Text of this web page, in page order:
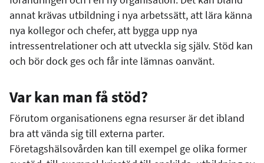
annat krävas utbildning i nya arbetssätt, att lära känna
nya kollegor och chefer, att bygga upp nya
intressentrelationer och att utveckla sig själv. Stöd kan
och bör dock ges och får inte lämnas oanvänt.
Var kan man få stöd?
Förutom organisationens egna resurser är det ibland
bra att vända sig till externa parter.
Företagshälsovården kan till exempel ge olika former